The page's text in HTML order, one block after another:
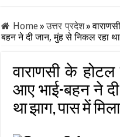
Home» उत्तर प्रदेश»
बहन ने दी जान, मुंह से निकल रहा
वाराणसी के
आए भाई-बहन ने
था झाग, पास में